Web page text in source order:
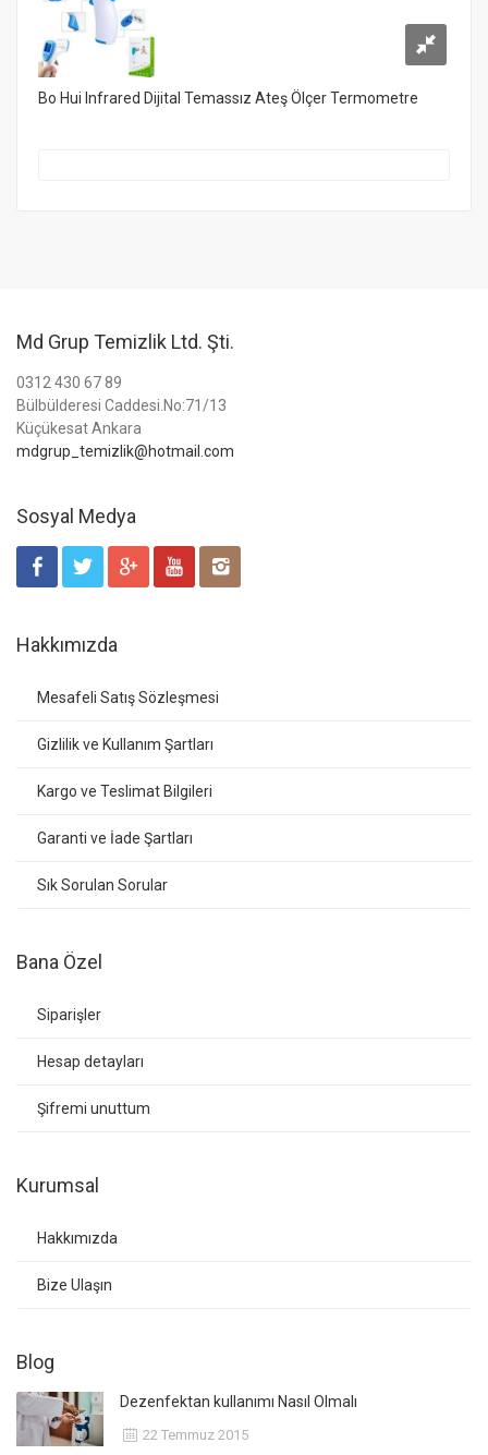
Bo Hui Infrared Dijital Temassız Ateş Ölçer Termometre
Md Grup Temizlik Ltd. Şti.
0312 430 67 89
Bülbülderesi Caddesi.No:71/13
Küçükesat Ankara
mdgrup_temizlik@hotmail.com
Sosyal Medya
Hakkımızda
Mesafeli Satış Sözleşmesi
Gizlilik ve Kullanım Şartları
Kargo ve Teslimat Bilgileri
Garanti ve İade Şartları
Sık Sorulan Sorular
Bana Özel
Siparişler
Hesap detayları
Şifremi unuttum
Kurumsal
Hakkımızda
Bize Ulaşın
Blog
Dezenfektan kullanımı Nasıl Olmalı
22 Temmuz 2015